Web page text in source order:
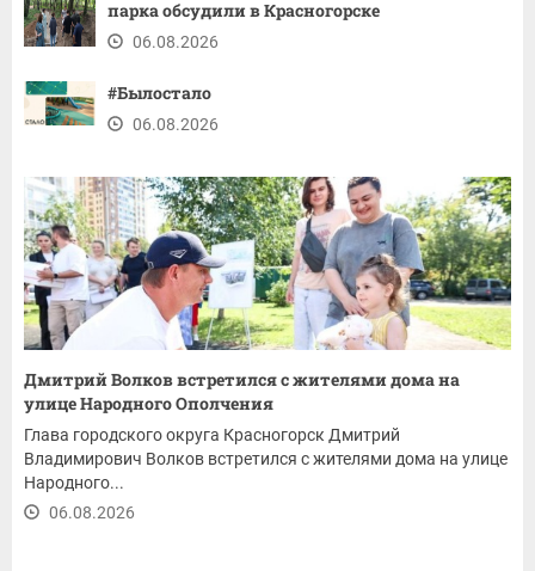
парка обсудили в Красногорске
06.08.2026
#Былостало
06.08.2026
Дмитрий Волков встретился с жителями дома на
улице Народного Ополчения
Глава городского округа Красногорск Дмитрий
Владимирович Волков встретился с жителями дома на улице
Народного...
06.08.2026